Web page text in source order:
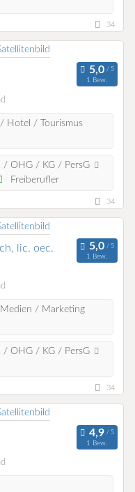
34
1 Bew.
Hotel / Tourismus
/ OHG / KG / PersG
Freiberufler
34
lic. oec.
1 Bew.
Medien / Marketing
/ OHG / KG / PersG
34
1 Bew.